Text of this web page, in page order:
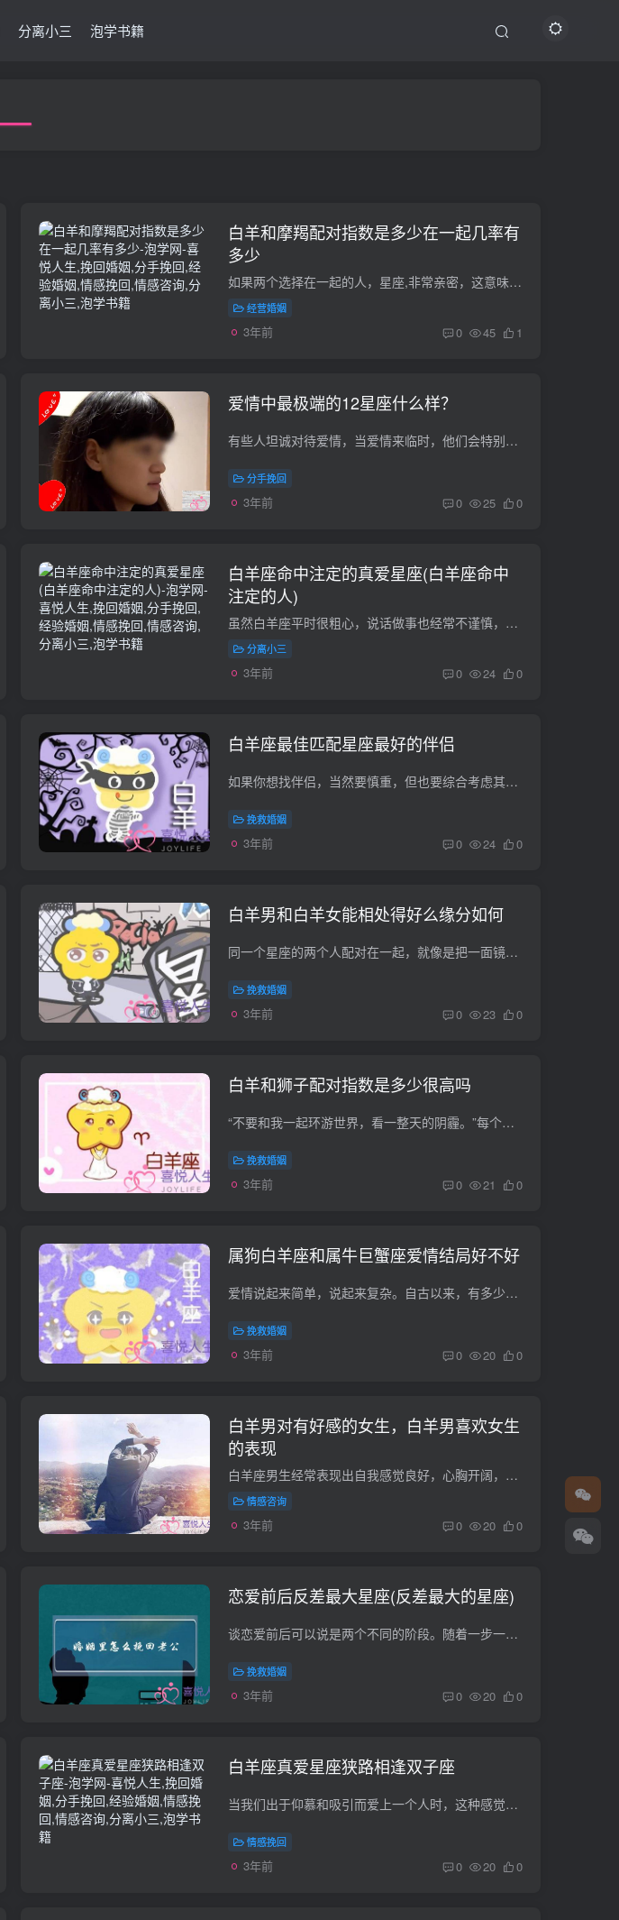
分离小三 泡学书籍
白羊和摩羯配对指数是多少在一起几率有
多少
如果两个选择在一起的人，星座,非常亲密，这意味着这也是一件幸运的事情，因为我们将来可能会遇到一些困难。如果能通过分析星座来避免这些不良因素，就能给家人带来好处，也能通过传统的星座分...
经营婚姻
3年前 0 45 1
爱情中最极端的12星座什么样？
有些人坦诚对待爱情，当爱情来临时，他们会特别用心去珍惜。爱情走了，就随风而去，他们不会坚持没有结果的爱情。然而，有些人在爱情中会为爱失去理智，甚至在爱情中迷失自我，走向极端。所以，...
分手挽回
3年前 0 25 0
白羊座命中注定的真爱星座(白羊座命中
注定的人)
虽然白羊座平时很粗心，说话做事也经常不谨慎，像个孩子一样想说什么就说什么，但是一旦遇到喜欢的人，他们就会像变了一个人一样，很害羞，说话都犹豫不决，而且藏不住自己喜欢的明星。那么，在...
分离小三
3年前 0 24 0
白羊座最佳匹配星座最好的伴侣
如果你想找伴侣，当然要慎重，但也要综合考虑其他因素，比如两个星座是否合适。那么，什么星座最适合十二星座,的白羊座，他们最好的伴侣是什么？让我们一起来看看。白羊座和巨蟹座的结合是完美...
挽救婚姻
3年前 0 24 0
白羊男和白羊女能相处得好么缘分如何
同一个星座的两个人配对在一起，就像是把一面镜子放在自己的对面，让自己在做什么，在想什么，在想什么都能立刻被看穿。这两个人会在彼此心中造成怎样的涟漪？如果借鉴白羊男和白羊女，这些星座...
挽救婚姻
3年前 0 23 0
白羊和狮子配对指数是多少很高吗
“不要和我一起环游世界，看一整天的阴霾。”每个星座人都有不同的信仰和追求。如果我们看起来能够实现自己想要的，那就要付出更多，所以当两个人决定在一起发展很久的时候，一定要在此之前分析...
挽救婚姻
3年前 0 21 0
属狗白羊座和属牛巨蟹座爱情结局好不好
爱情说起来简单，说起来复杂。自古以来，有多少人被爱情困住，又有多少人因为爱情迷失了自我。我们不得不承认，爱情的力量是巨大的，它可以改变一个人，甚至是一个人的一切。爱情也会让人坠入深...
挽救婚姻
3年前 0 20 0
白羊男对有好感的女生，白羊男喜欢女生
的表现
白羊座男生经常表现出自我感觉良好，心胸开阔，经常给人一种不靠谱的感觉。那么白羊座男生喜欢的四种女人是什么样的，面对喜欢的人会怎么做呢？白羊男喜欢的四种女人第一种：活泼开朗自信的女生...
情感咨询
3年前 0 20 0
恋爱前后反差最大星座(反差最大的星座)
谈恋爱前后可以说是两个不同的阶段。随着一步一步的熟悉和了解，彼此的性格和情绪必然会发生质的变化。为什么有些星座如此不同？恋爱前后哪个男人差距最大？通过星座的特点，挖掘出根本原因，即...
挽救婚姻
3年前 0 20 0
白羊座真爱星座狭路相逢双子座
当我们出于仰慕和吸引而爱上一个人时，这种感觉短暂而新鲜，可能会因为一点点细节而消失。但是，真爱的出现会让这份感情充满延伸，从亲情到喜欢，再从喜欢到爱。所以要坚定自己的内心，认定对方...
情感挽回
3年前 0 20 0